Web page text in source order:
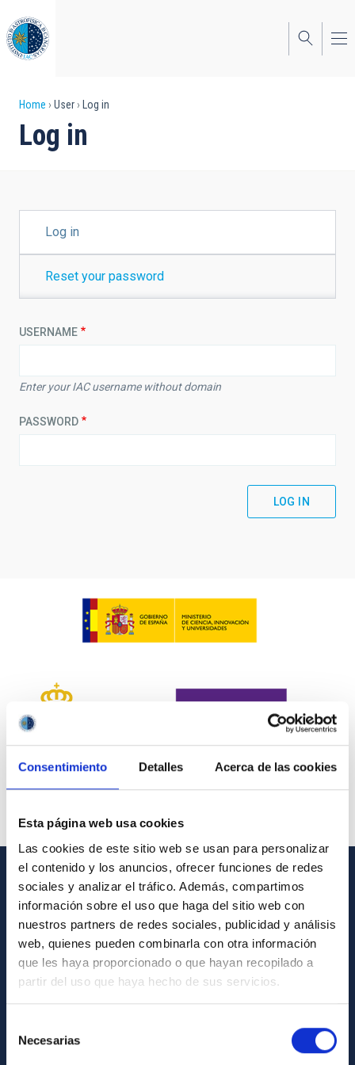
Consentimiento Detalles Acerca de las cookies
Esta página web usa cookies
Las cookies de este sitio web se usan para personalizar
el contenido y los anuncios, ofrecer funciones de redes
sociales y analizar el tráfico. Además, compartimos
información sobre el uso que haga del sitio web con
nuestros partners de redes sociales, publicidad y análisis
web, quienes pueden combinarla con otra información
que les haya proporcionado o que hayan recopilado a
partir del uso que haya hecho de sus servicios.
Necesarias
to
main
content
Breadcrumb
Home User Log in
Log in
TABSLog in
Reset your password
USERNAME
Enter your IAC username without domain
PASSWORD
GENERAL INFORMATION
Contact
How to get to the IAC
List of personnel
Library
General register